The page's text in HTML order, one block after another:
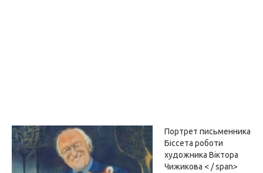
Портрет письменника
Біссета роботи
художника Віктора
Чижикова < / span>